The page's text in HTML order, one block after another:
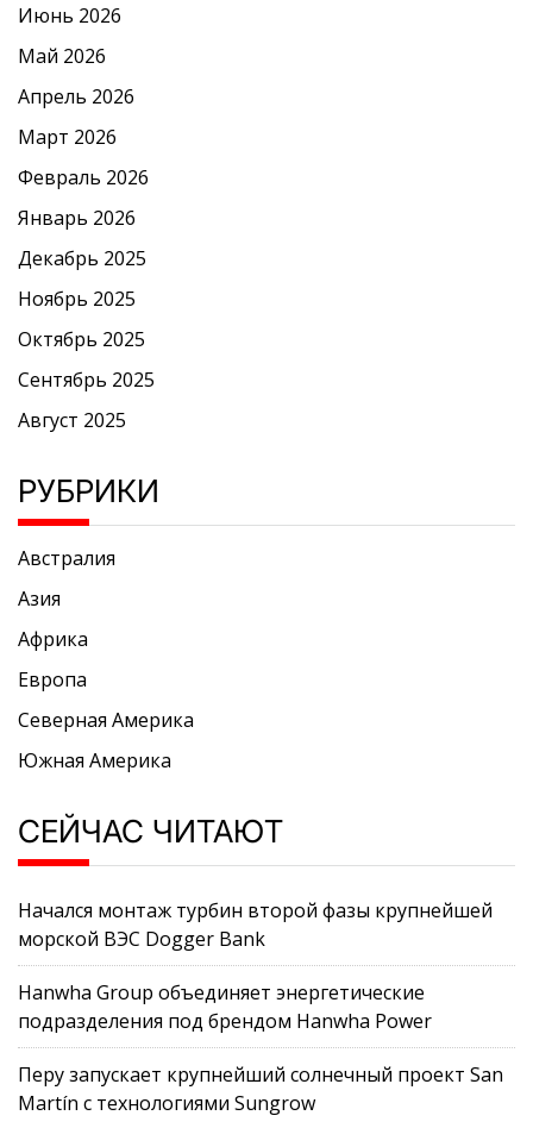
Июнь 2026
Май 2026
Апрель 2026
Март 2026
Февраль 2026
Январь 2026
Декабрь 2025
Ноябрь 2025
Октябрь 2025
Сентябрь 2025
Август 2025
РУБРИКИ
Австралия
Азия
Африка
Европа
Северная Америка
Южная Америка
СЕЙЧАС ЧИТАЮТ
Начался монтаж турбин второй фазы крупнейшей
морской ВЭС Dogger Bank
Hanwha Group объединяет энергетические
подразделения под брендом Hanwha Power
Перу запускает крупнейший солнечный проект San
Martín с технологиями Sungrow